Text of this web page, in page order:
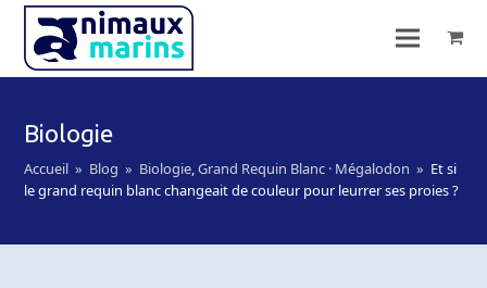
Biologie
Accueil » Blog » Biologie,Grand Requin Blanc · Mégalodon » Et si
le grand requin blanc changeait de couleur pour leurrer ses proies ?